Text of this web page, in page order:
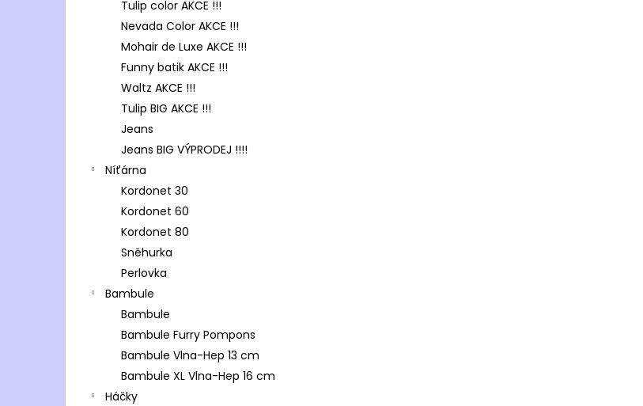
Tulip color AKCE !!!
Nevada Color AKCE !!!
Mohair de Luxe AKCE !!!
Funny batik AKCE !!!
Waltz AKCE !!!
Tulip BIG AKCE !!!
Jeans
Jeans BIG VÝPRODEJ !!!!
Níťárna
Kordonet 30
Kordonet 60
Kordonet 80
Sněhurka
Perlovka
Bambule
Bambule
Bambule Furry Pompons
Bambule Vlna-Hep 13 cm
Bambule XL Vlna-Hep 16 cm
Háčky